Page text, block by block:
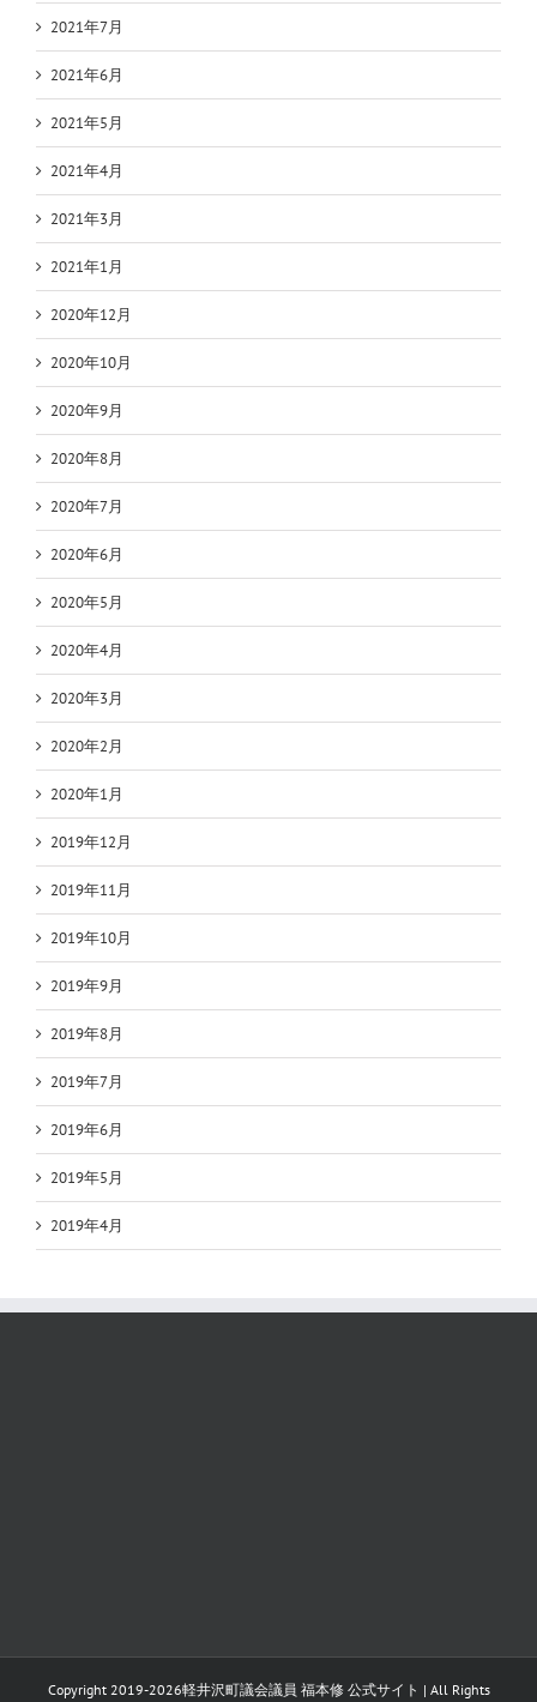
2021年7月
2021年6月
2021年5月
2021年4月
2021年3月
2021年1月
2020年12月
2020年10月
2020年9月
2020年8月
2020年7月
2020年6月
2020年5月
2020年4月
2020年3月
2020年2月
2020年1月
2019年12月
2019年11月
2019年10月
2019年9月
2019年8月
2019年7月
2019年6月
2019年5月
2019年4月
Copyright 2019-2026軽井沢町議会議員 福本修 公式サイト | All Rights